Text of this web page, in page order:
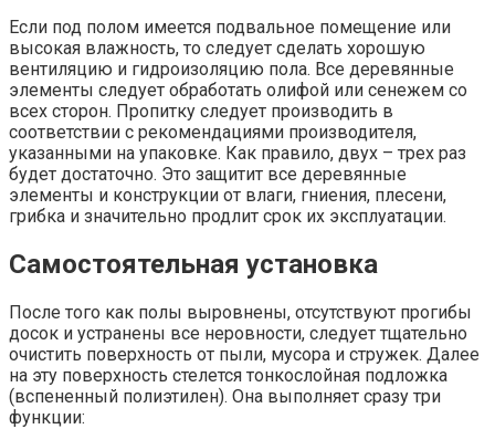
Если под полом имеется подвальное помещение или
высокая влажность, то следует сделать хорошую
вентиляцию и гидроизоляцию пола. Все деревянные
элементы следует обработать олифой или сенежем со
всех сторон. Пропитку следует производить в
соответствии с рекомендациями производителя,
указанными на упаковке. Как правило, двух – трех раз
будет достаточно. Это защитит все деревянные
элементы и конструкции от влаги, гниения, плесени,
грибка и значительно продлит срок их эксплуатации.
Самостоятельная установка
После того как полы выровнены, отсутствуют прогибы
досок и устранены все неровности, следует тщательно
очистить поверхность от пыли, мусора и стружек. Далее
на эту поверхность стелется тонкослойная подложка
(вспененный полиэтилен). Она выполняет сразу три
функции: